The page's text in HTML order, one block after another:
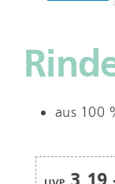
aus 100
3,19